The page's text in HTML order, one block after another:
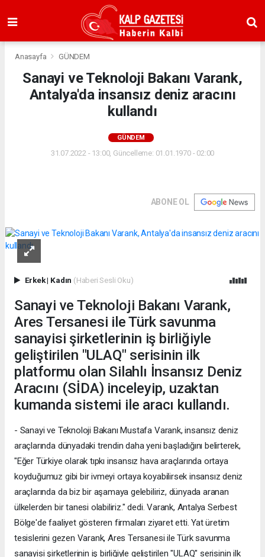
Anasayfa GÜNDEM
Sanayi ve Teknoloji Bakanı Varank,
Antalya'da insansız deniz aracını
kullandı
GÜNDEM
31.07.2022 - 13:00, Güncelleme: 01.01.1970 - 02:00
ABONE OL
Erkek| Kadın (Haberi Sesli Oku)
Sanayi ve Teknoloji Bakanı Varank,
Ares Tersanesi ile Türk savunma
sanayisi şirketlerinin iş birliğiyle
geliştirilen "ULAQ" serisinin ilk
platformu olan Silahlı İnsansız Deniz
Aracını (SİDA) inceleyip, uzaktan
kumanda sistemi ile aracı kullandı.
- Sanayi ve Teknoloji Bakanı Mustafa Varank, insansız deniz
araçlarında dünyadaki trendin daha yeni başladığını belirterek,
"Eğer Türkiye olarak tıpkı insansız hava araçlarında ortaya
koyduğumuz gibi bir ivmeyi ortaya koyabilirsek insansız deniz
araçlarında da biz bir aşamaya gelebiliriz, dünyada aranan
ülkelerden bir tanesi olabiliriz." dedi. Varank, Antalya Serbest
Bölge'de faaliyet gösteren firmaları ziyaret etti. Yat üretim
tesislerini gezen Varank, Ares Tersanesi ile Türk savunma
sanayisi şirketlerinin iş birliğiyle geliştirilen "ULAQ" serisinin ilk